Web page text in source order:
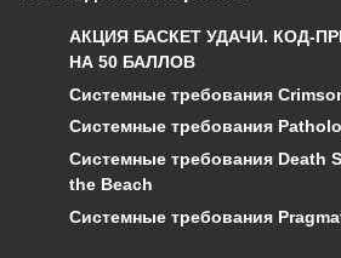
АКЦИЯ БАСКЕТ УДАЧИ. КОД-
НА 50 БАЛЛОВ
Системные требования
Системные требования
Системные требования Death
the Beach
Системные требования